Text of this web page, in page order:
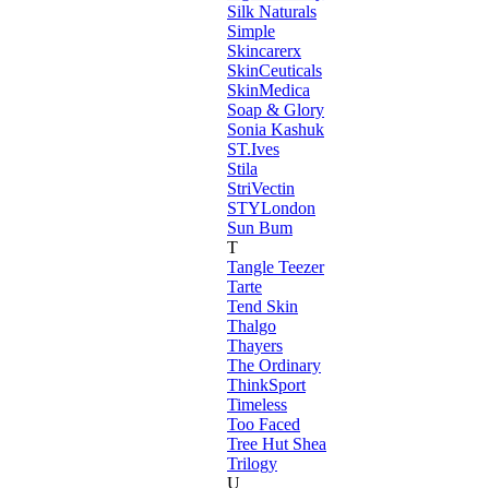
Silk Naturals
Simple
Skincarerx
SkinCeuticals
SkinMedica
Soap & Glory
Sonia Kashuk
ST.Ives
Stila
StriVectin
STYLondon
Sun Bum
T
Tangle Teezer
Tarte
Tend Skin
Thalgo
Thayers
The Ordinary
ThinkSport
Timeless
Too Faced
Tree Hut Shea
Trilogy
U